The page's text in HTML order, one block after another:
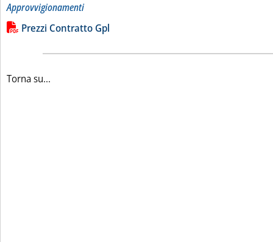
Approvvigionamenti
Leggi tutta la notizia: 'Andamento dei prezzi di contratto del
Lista allegati PDF alla notizia
Prezzi Contratto Gpl
Torna su...